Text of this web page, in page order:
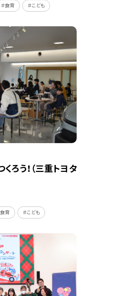
＃食育 ＃こども
ろう！（三重トヨタ
育 ＃こども